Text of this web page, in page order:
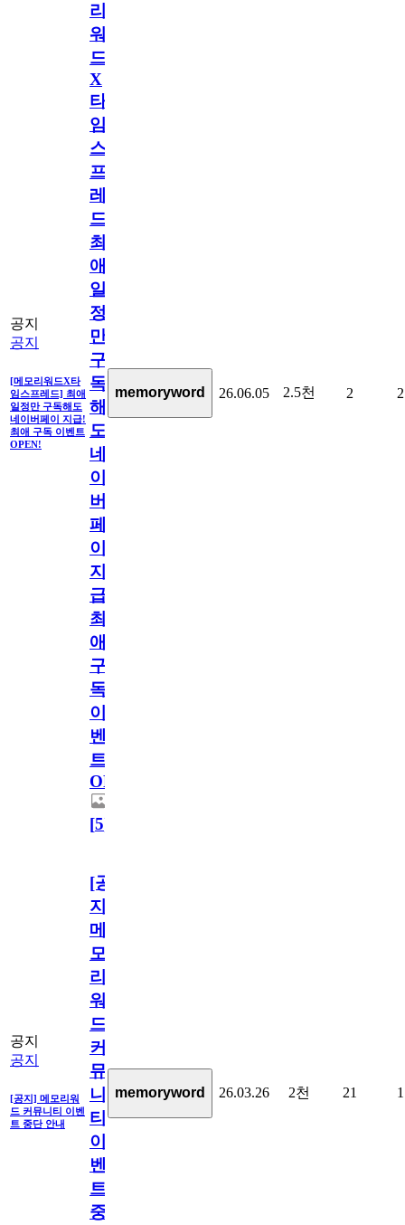
공지
공지
[메모리워드X타
임스프레드] 최애
일정만 구독해도
네이버페이 지급!
최애 구독 이벤트
OPEN!
리
워
드
X
타
임
스
프
레
드]
최
애
일
정
만
구
독
해
도
네
이
버
페
이
지
급!
최
애
구
독
이
벤
트
OPEN!
[5]
memoryword 26.06.05 2.5천 2 2
공지
공지
[공지] 메모리워
드 커뮤니티 이벤
트 중단 안내
[공
지]
메
모
리
워
드
커
뮤
니
티
이
벤
트
중
memoryword 26.03.26 2천 21 1